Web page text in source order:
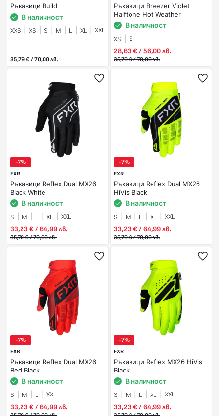
Ръкавици Build
В наличност
XXS XS S M L XL XXL
35,79 € / 70,00 лв.
Ръкавици Breezer Violet
Halftone Hot Weather
В наличност
XS S
28,63 € / 56,00 лв.
35,79 € / 70,00 лв.
-7%
FXR
Ръкавици Reflex Dual MX26
Black White
В наличност
S M L XL XXL
33,23 € / 64,99 лв.
35,79 € / 70,00 лв.
-7%
FXR
Ръкавици Reflex Dual MX26
HiVis Black
В наличност
S M L XL XXL
33,23 € / 64,99 лв.
35,79 € / 70,00 лв.
-7%
FXR
Ръкавици Reflex Dual MX26
Red Black
В наличност
S M L XXL
33,23 € / 64,99 лв.
-7%
FXR
Ръкавици Reflex MX26 HiVis
Black
В наличност
S M L XL XXL
33,23 € / 64,99 лв.